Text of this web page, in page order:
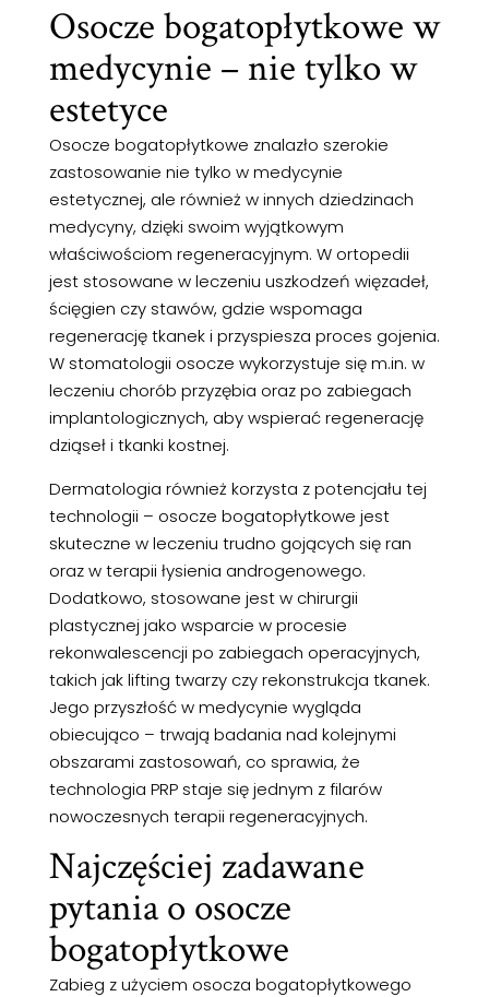
Osocze bogatopłytkowe w
medycynie – nie tylko w
estetyce
Osocze bogatopłytkowe znalazło szerokie
zastosowanie nie tylko w medycynie
estetycznej, ale również w innych dziedzinach
medycyny, dzięki swoim wyjątkowym
właściwościom regeneracyjnym. W ortopedii
jest stosowane w leczeniu uszkodzeń więzadeł,
ścięgien czy stawów, gdzie wspomaga
regenerację tkanek i przyspiesza proces gojenia.
W stomatologii osocze wykorzystuje się m.in. w
leczeniu chorób przyzębia oraz po zabiegach
implantologicznych, aby wspierać regenerację
dziąseł i tkanki kostnej.
Dermatologia również korzysta z potencjału tej
technologii – osocze bogatopłytkowe jest
skuteczne w leczeniu trudno gojących się ran
oraz w terapii łysienia androgenowego.
Dodatkowo, stosowane jest w chirurgii
plastycznej jako wsparcie w procesie
rekonwalescencji po zabiegach operacyjnych,
takich jak lifting twarzy czy rekonstrukcja tkanek.
Jego przyszłość w medycynie wygląda
obiecująco – trwają badania nad kolejnymi
obszarami zastosowań, co sprawia, że
technologia PRP staje się jednym z filarów
nowoczesnych terapii regeneracyjnych.
Najczęściej zadawane
pytania o osocze
bogatopłytkowe
Zabieg z użyciem osocza bogatopłytkowego